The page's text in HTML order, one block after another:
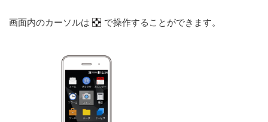
画面内のカーソルは で操作することができます。